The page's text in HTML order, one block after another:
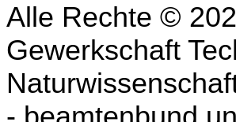
Alle Rechte ©
Gewerkschaft